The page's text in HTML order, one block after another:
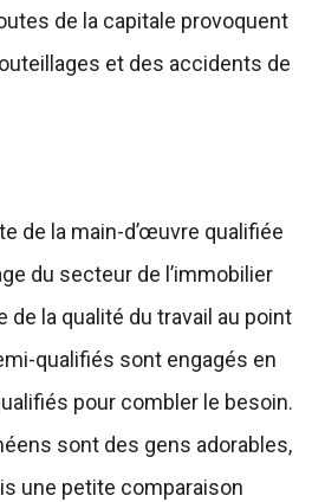
de la capitale provoquent
et des accidents de
de la main-d’œuvre qualifiée
du secteur de l’immobilier
de la qualité du travail au point
qualifiés sont engagés en
pour combler le besoin.
sont des gens adorables,
une petite comparaison